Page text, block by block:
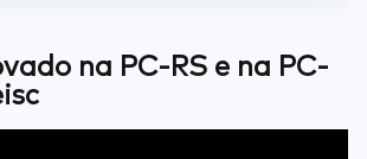
na PC-RS e na PC-